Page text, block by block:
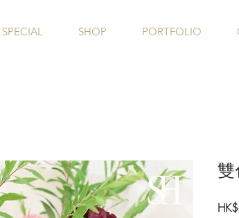
SPECIAL SHOP PORTFOLIO